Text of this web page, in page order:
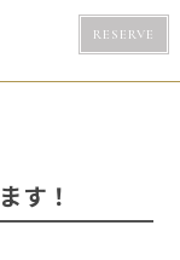
RESERVE
す！